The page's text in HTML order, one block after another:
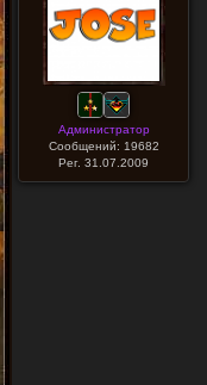
Администратор
Сообщений: 19682
Рег. 31.07.2009